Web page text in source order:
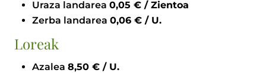
Uraza landarea
0,05 € / Zientoa
Zerba landarea
0,06 € / U.
Loreak
Azalea
8,50 € / U.